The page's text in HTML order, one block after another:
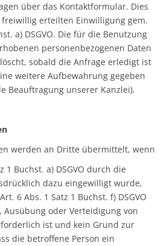
über das Kontaktformular. Dies
erteilten Einwilligung gem.
a) DSGVO. Die für die Benutzung
personenbezogenen Daten
sobald die Anfrage erledigt ist
weitere Aufbewahrung gegeben
Beauftragung unserer Kanzlei).
werden an Dritte übermittelt, wenn
1 Buchst. a) DSGVO durch die
dazu eingewilligt wurde,
6 Abs. 1 Satz 1 Buchst. f) DSGVO
Ausübung oder Verteidigung von
ist und kein Grund zur
die betroffene Person ein